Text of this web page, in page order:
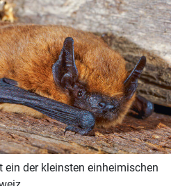
ein der kleinsten einheimischen